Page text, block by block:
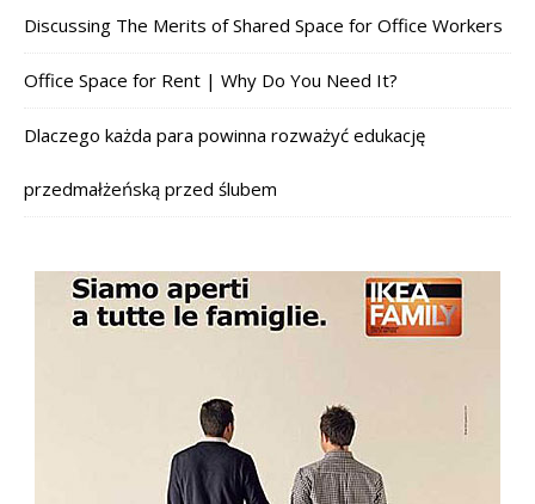
Discussing The Merits of Shared Space for Office Workers
Office Space for Rent | Why Do You Need It?
Dlaczego każda para powinna rozważyć edukację
przedmałżeńską przed ślubem